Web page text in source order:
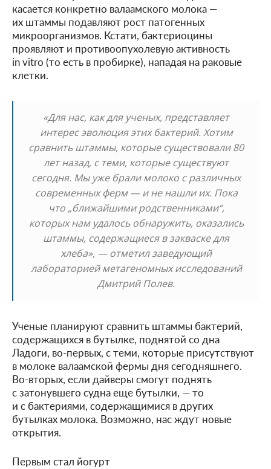
касается конкретно валаамского молока —
их штаммы подавляют рост патогенных
микроорганизмов. Кстати, бактериоцины
проявляют и противоопухолевую активность
in vitro (то есть в пробирке), нападая на раковые
клетки.
«Для нас, как для ученых, представляет
интерес эволюция этих бактерий. Хотим
сравнить штаммы, которые существовали 80
лет назад, с теми, которые существуют
сегодня. Мы уже брали молоко с различных
современных ферм — и не нашли их. Пока
что „ближайшими родственниками“,
которых нам удалось обнаружить, оказались
штаммы, содержащиеся в закваске для
хлеба», — отметил заведующий
лабораторией метагеномных исследований
Дмитрий Полев.
Ученые планируют сравнить штаммы бактерий,
содержащихся в бутылке, поднятой со дна
Ладоги, во-первых, с теми, которые присутствуют
в молоке валаамской фермы дня сегодняшнего.
Во-вторых, если дайверы смогут поднять
с затонувшего судна еще бутылки, — то
и с бактериями, содержащимися в других
бутылках молока. Возможно, нас ждут новые
открытия.
Первым стал йогурт